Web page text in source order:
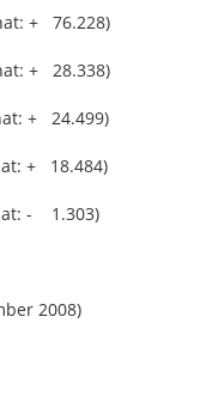
+ 76.228)
+ 28.338)
+ 24.499)
+ 18.484)
- 1.303)
2008)